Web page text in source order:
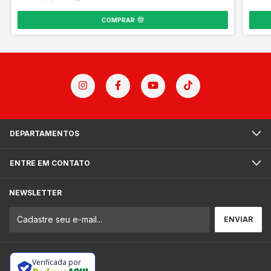
COMPRAR
DEPARTAMENTOS
ENTRE EM CONTATO
NEWSLETTER
Verificada por